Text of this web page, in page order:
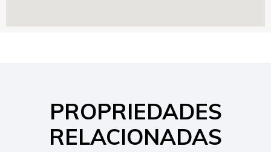
PROPRIEDADES
RELACIONADAS